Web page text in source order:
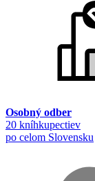
Osobný odber
20 kníhkupectiev
po celom Slovensku